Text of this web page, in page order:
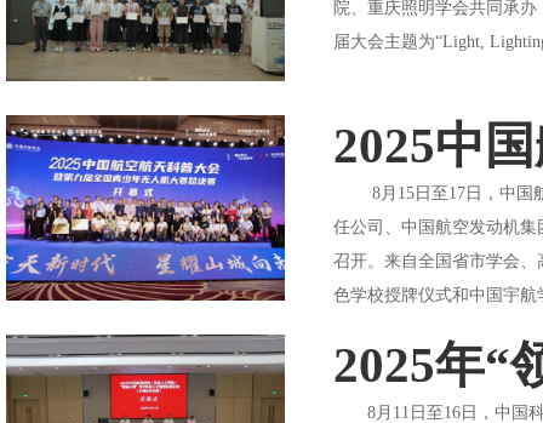
院、重庆照明学会共同承
届大会主题为“Light,
2025中
8月15日至17日，中国航
任公司、中国航空发动机
召开。来自全国省市学会
色学校授牌仪式和中国宇
2025年“
8月11日至16日，中国科